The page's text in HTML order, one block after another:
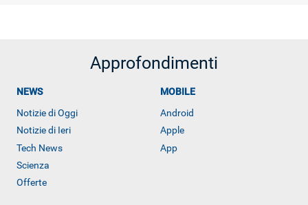
Approfondimenti
NEWS
Notizie di Oggi
Notizie di Ieri
Tech News
Scienza
Offerte
MOBILE
Android
Apple
App